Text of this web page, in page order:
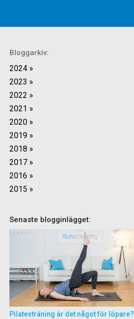
Bloggarkiv:
2024 »
2023 »
2022 »
2021 »
2020 »
2019 »
2018 »
2017 »
2016 »
2015 »
Senaste blogginlägget:
Pilatesträning är det något för löpare?